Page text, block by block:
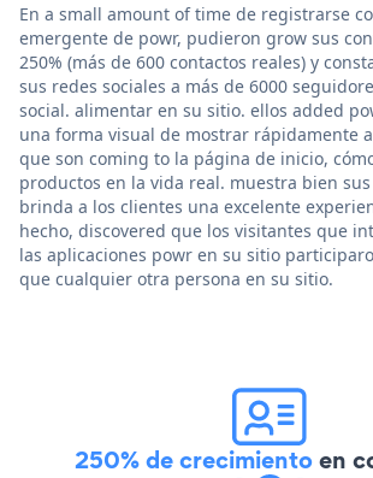
En a small amount of time de registrarse
emergente de powr, pudieron grow sus
250% (más de 600 contactos reales) y
sus redes sociales a más de 6000
social. alimentar en su sitio. ellos added
una forma visual de mostrar rápidamente
que son coming to la página de inicio,
productos en la vida real. muestra bien
brinda a los clientes una excelente
hecho, discovered que los visitantes que
las aplicaciones powr en su sitio
que cualquier otra persona en su sitio.
250% de crecimientoen